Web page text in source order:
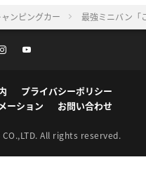
ャンピングカー 最強ミニバン「
プライバシーポリシー
ーション お問い合わせ
All rights reserved.